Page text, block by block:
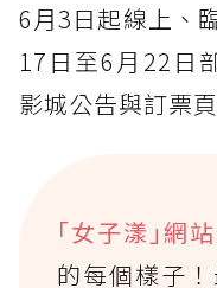
6月3日起線上、
17日至6月22日
影城公告與訂票
｢女子漾｣網站
的每個樣子